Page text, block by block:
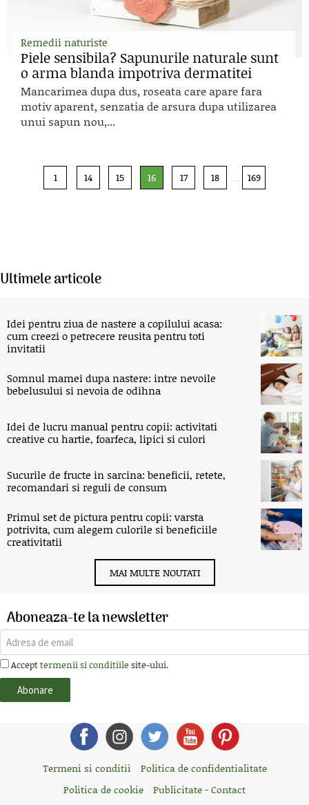
Remedii naturiste
Piele sensibila? Sapunurile naturale sunt
o arma blanda impotriva dermatitei
Mancarimea dupa dus, roseata care apare fara
motiv aparent, senzatia de arsura dupa utilizarea
unui sapun nou,...
1 14 15 16 17 18 169
Ultimele articole
Idei pentru ziua de nastere a copilului acasa:
cum creezi o petrecere reusita pentru toti
invitatii
Somnul mamei dupa nastere: intre nevoile
bebelusului si nevoia de odihna
Idei de lucru manual pentru copii: activitati
creative cu hartie, foarfeca, lipici si culori
Sucurile de fructe in sarcina: beneficii, retete,
recomandari si reguli de consum
Primul set de pictura pentru copii: varsta
potrivita, cum alegem culorile si beneficiile
creativitatii
MAI MULTE NOUTATI
Aboneaza-te la newsletter
Accepttermenii si conditiile site-ului.
Termeni si conditii
Politica de confidentialitate
Politica de cookie
Publicitate - Contact